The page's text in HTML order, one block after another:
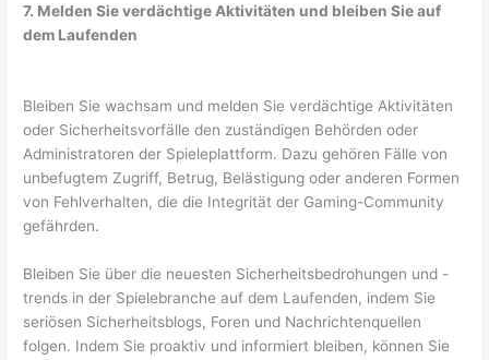
7. Melden Sie verdächtige Aktivitäten und bleiben Sie auf
dem Laufenden
Bleiben Sie wachsam und melden Sie verdächtige Aktivitäten
oder Sicherheitsvorfälle den zuständigen Behörden oder
Administratoren der Spieleplattform. Dazu gehören Fälle von
unbefugtem Zugriff, Betrug, Belästigung oder anderen Formen
von Fehlverhalten, die die Integrität der Gaming-Community
gefährden.
Bleiben Sie über die neuesten Sicherheitsbedrohungen und -
trends in der Spielebranche auf dem Laufenden, indem Sie
seriösen Sicherheitsblogs, Foren und Nachrichtenquellen
folgen. Indem Sie proaktiv und informiert bleiben, können Sie